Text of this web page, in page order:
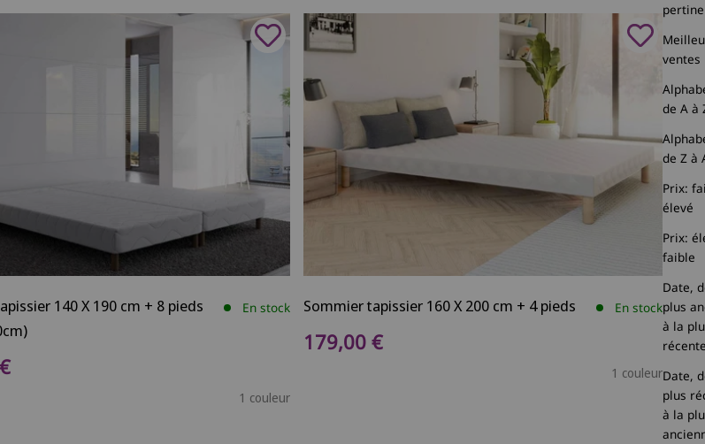
ventes
de A à
de Z à
Prix:
élevé
Prix:
faible
Date,
plus
à la
Date,
plus
à la
140 X 190 cm + 8 pieds
En stock
1 couleur
Sommier tapissier 160 X 200 cm + 4 pieds En stock
Prix de vente
179,00 €
1 couleur